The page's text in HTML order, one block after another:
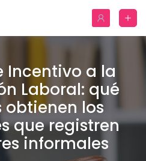
Incentivo a la
Laboral: qué
obtienen los
que registren
informales